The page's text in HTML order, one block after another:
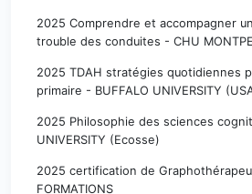
2025 Comprendre et accompagner
trouble des conduites - CHU
2025 TDAH stratégies quotidiennes
primaire - BUFFALO UNIVERSITY
2025 Philosophie des sciences
UNIVERSITY (Ecosse)
2025 certification de
FORMATIONS